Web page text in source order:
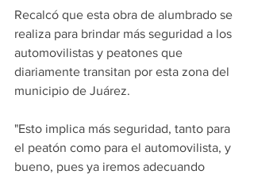
Recalcó que esta obra de alumbrado se
realiza para brindar más seguridad a los
automovilistas y peatones que
diariamente transitan por esta zona del
municipio de Juárez.
"Esto implica más seguridad, tanto para
el peatón como para el automovilista, y
bueno, pues ya iremos adecuando